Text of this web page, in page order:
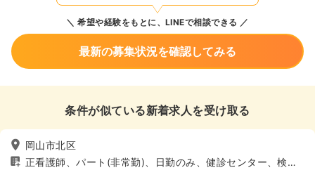
希望や経験をもとに、LINEで相談できる
最新の募集状況を確認してみる
条件が似ている新着求人を受け取る
岡山市北区
正看護師、パート(非常勤)、日勤のみ、健診センター、検